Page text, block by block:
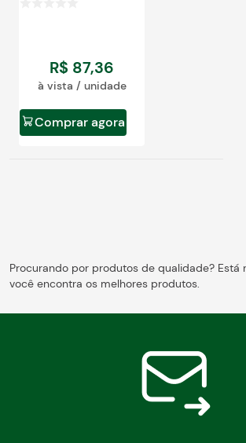
R$ 87,36
à vista / unidade
Comprar agora
Procurando por produtos de qualidade? Está
você encontra os melhores produtos.